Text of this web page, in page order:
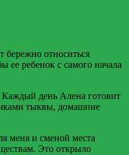
бережно относиться
ее ребенок с самого начала
день Алена готовит
тыквы, домашние
меня и сменой места
Это открыло